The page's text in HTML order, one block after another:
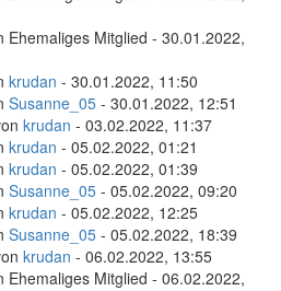
Ehemaliges Mitglied - 30.01.2022,
krudan - 30.01.2022, 11:50
Susanne_05 - 30.01.2022, 12:51
krudan - 03.02.2022, 11:37
krudan - 05.02.2022, 01:21
krudan - 05.02.2022, 01:39
Susanne_05 - 05.02.2022, 09:20
krudan - 05.02.2022, 12:25
Susanne_05 - 05.02.2022, 18:39
krudan - 06.02.2022, 13:55
Ehemaliges Mitglied - 06.02.2022,